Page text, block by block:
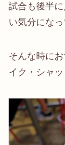
試合も後半
い気分になっ
そんな時に
イク・シャ